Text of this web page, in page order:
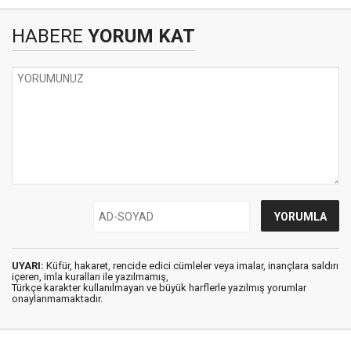
HABERE YORUM KAT
UYARI: Küfür, hakaret, rencide edici cümleler veya imalar, inançlara saldırı
içeren, imla kuralları ile yazılmamış,
Türkçe karakter kullanılmayan ve büyük harflerle yazılmış yorumlar
onaylanmamaktadır.